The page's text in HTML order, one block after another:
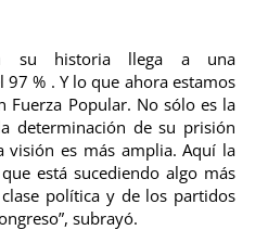
su historia llega a una
% . Y lo que ahora estamos
Fuerza Popular. No sólo es la
determinación de su prisión
visión es más amplia. Aquí la
está sucediendo algo más
política y de los partidos
subrayó.